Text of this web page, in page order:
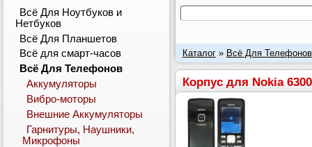
Каталог» Всё Для Телефонов
Корпус для Nokia
Всё Для Ноутбуков и
Нетбуков
Всё Для Планшетов
Всё для смарт-часов
Всё Для Телефонов
Аккумуляторы
Вибро-моторы
Внешние Аккумуляторы
Гарнитуры, Наушники,
Микрофоны